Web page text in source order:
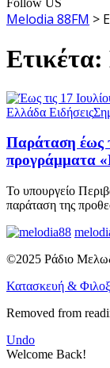
Melodia 88FM >
Ετικέτα:
Ελλάδα Ειδήσεις
Παράταση έως
προγράμματα
Το υπουργείο
παράταση της
©2025 Ράδιο
Κατασκευή &
Removed from
Undo
Welcome Back!